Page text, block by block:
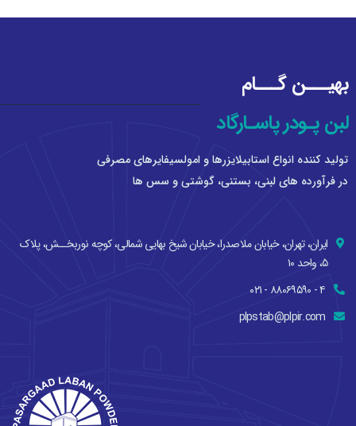
بهيـــن گـــام
لبن پـودر پاسـارگاد
توليد كننده انواع استابيلايزرها و امولسيفايرهای مصرفی
در فرآورده های لبنی، بستنی، گوشتی و سس ها
ایران، تهران، خيابان ملاصدرا، خيابان شيخ بهايی شمالی، کوچه نوربخــش، پلاك
۵، واحد ۱۰
۴ - ۸۸۰۶۹۵۹۰ - ۰۲۱
plpstab@plpir.com